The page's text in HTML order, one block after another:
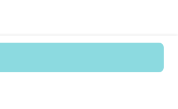
彩斑斓的珊瑚，有时还能见到小丑鱼等
的海水提供了绝佳的视野，让您得以尽情
板（SUP）和浮潜活动，应该携带
SUP）和浮潜活动，您需要准备泳衣、对
有哪些推荐的交通方式？
瓶岩和美人洞等景点。此外，也有电动自
Product No.: 123283